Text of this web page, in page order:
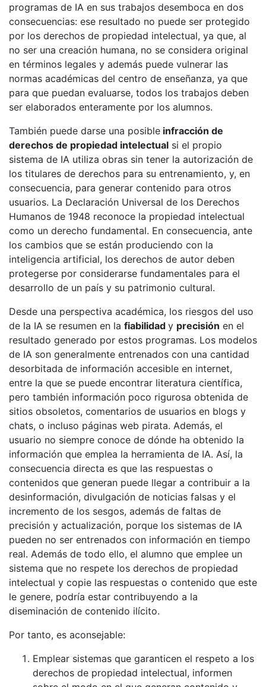
programas de IA en sus trabajos desemboca en dos
consecuencias: ese resultado no puede ser protegido
por los derechos de propiedad intelectual, ya que, al
no ser una creación humana, no se considera original
en términos legales y además puede vulnerar las
normas académicas del centro de enseñanza, ya que
para que puedan evaluarse, todos los trabajos deben
ser elaborados enteramente por los alumnos.
También puede darse una posible infracción de
derechos de propiedad intelectual si el propio
sistema de IA utiliza obras sin tener la autorización de
los titulares de derechos para su entrenamiento, y, en
consecuencia, para generar contenido para otros
usuarios. La Declaración Universal de los Derechos
Humanos de 1948 reconoce la propiedad intelectual
como un derecho fundamental. En consecuencia, ante
los cambios que se están produciendo con la
inteligencia artificial, los derechos de autor deben
protegerse por considerarse fundamentales para el
desarrollo de un país y su patrimonio cultural.
Desde una perspectiva académica, los riesgos del uso
de la IA se resumen en la fiabilidad y precisión en el
resultado generado por estos programas. Los modelos
de IA son generalmente entrenados con una cantidad
desorbitada de información accesible en internet,
entre la que se puede encontrar literatura científica,
pero también información poco rigurosa obtenida de
sitios obsoletos, comentarios de usuarios en blogs y
chats, o incluso páginas web pirata. Además, el
usuario no siempre conoce de dónde ha obtenido la
información que emplea la herramienta de IA. Así, la
consecuencia directa es que las respuestas o
contenidos que generan puede llegar a contribuir a la
desinformación, divulgación de noticias falsas y el
incremento de los sesgos, además de faltas de
precisión y actualización, porque los sistemas de IA
pueden no ser entrenados con información en tiempo
real. Además de todo ello, el alumno que emplee un
sistema que no respete los derechos de propiedad
intelectual y copie las respuestas o contenido que este
le genere, podría estar contribuyendo a la
diseminación de contenido ilícito.
Por tanto, es aconsejable:
Emplear sistemas que garanticen el respeto a los
derechos de propiedad intelectual, informen